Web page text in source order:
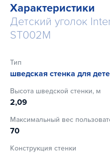
практически в любой
поддерживать хорошую
ребенка, тем самым
силу и выносливость. Так
его к достижению
Канатом;
Лестницей;
Гимнастическими кольцами.
Характеристики
Детский уголок
ST002M
Тип
шведская стенка для
Высота шведской стенки, м
2,09
Максимальный вес
70
Конструкция стенки